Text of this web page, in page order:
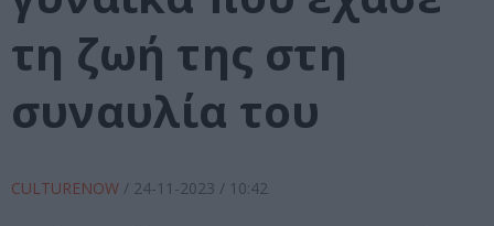
τη ζωή της στη
συναυλία του
CULTURENOW / 24-11-2023 / 10:42